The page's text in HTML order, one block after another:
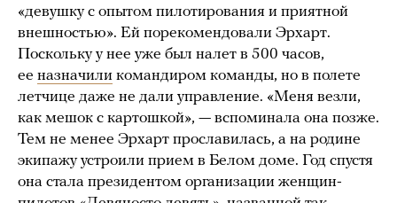
«девушку с опытом пилотирования и приятной
внешностью». Ей порекомендовали Эрхарт.
Поскольку у нее уже был налет в 500 часов,
ее назначили командиром команды, но в полете
летчице даже не дали управление. «Меня везли,
как мешок с картошкой», — вспоминала она позже.
Тем не менее Эрхарт прославилась, а на родине
экипажу устроили прием в Белом доме. Год спустя
она стала президентом организации женщин-